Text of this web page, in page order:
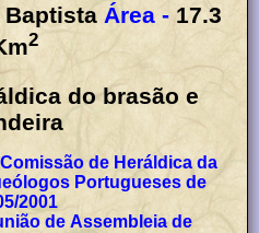
Baptista Área - 17.3
2
do brasão e
de Heráldica da
Portugueses de
2001
de Assembleia de